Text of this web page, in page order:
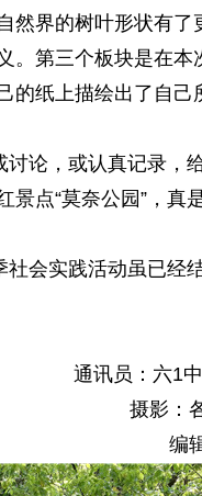
然界的树叶形状有了
。第三个板块是在本
的纸上描绘出了自己
论，或认真记录，
点“莫奈公园”，真
会实践活动虽已经
通讯员：六1
摄影：
编